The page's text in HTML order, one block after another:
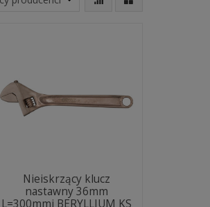
Nieiskrzący klucz
nastawny 36mm
L=300mmi BERYLLIUM KS